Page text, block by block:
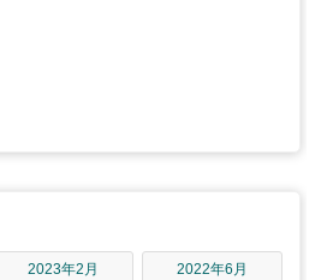
2023年2月 2022年6月